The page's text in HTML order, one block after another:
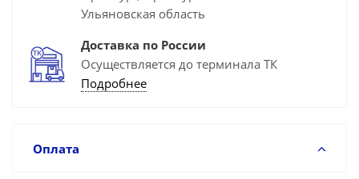
Ульяновская область
Доставка по России
Осуществляется до терминала ТК
Подробнее
Оплата